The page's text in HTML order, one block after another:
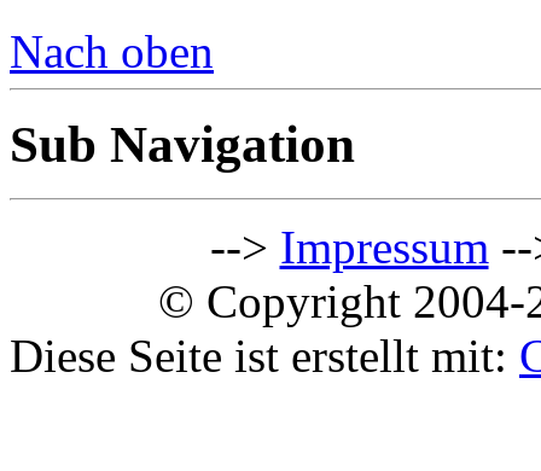
Nach oben
Sub Navigation
--> Impressum
© Copyright 2004-
Diese Seite ist erstellt mit: